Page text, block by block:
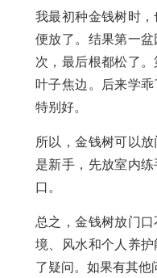
我最初种金钱树时
便放了。结果第一
次，最后根都松了
叶子焦边。后来学
特别好。
所以，金钱树可以
是新手，先放室内
口。
总之，金钱树放门
境、风水和个人养
了疑问。如果有其他